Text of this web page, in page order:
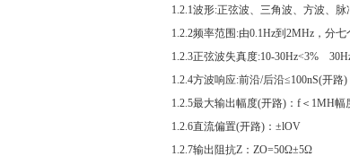
1.2.1波形:正弦波、三角波、方波、
1.2.2频率范围:由0.1Hz到2MHz，分七
1.2.3正弦波失真度:10-30Hz<3%
1.2.4方波响应:前沿/后沿≤100nS(开路)
1.2.5最大输出幅度(开路)：f＜1MH
1.2.6直流偏置(开路)：±lOV
1.2.7输出阻抗Z：ZO=50Ω±5Ω